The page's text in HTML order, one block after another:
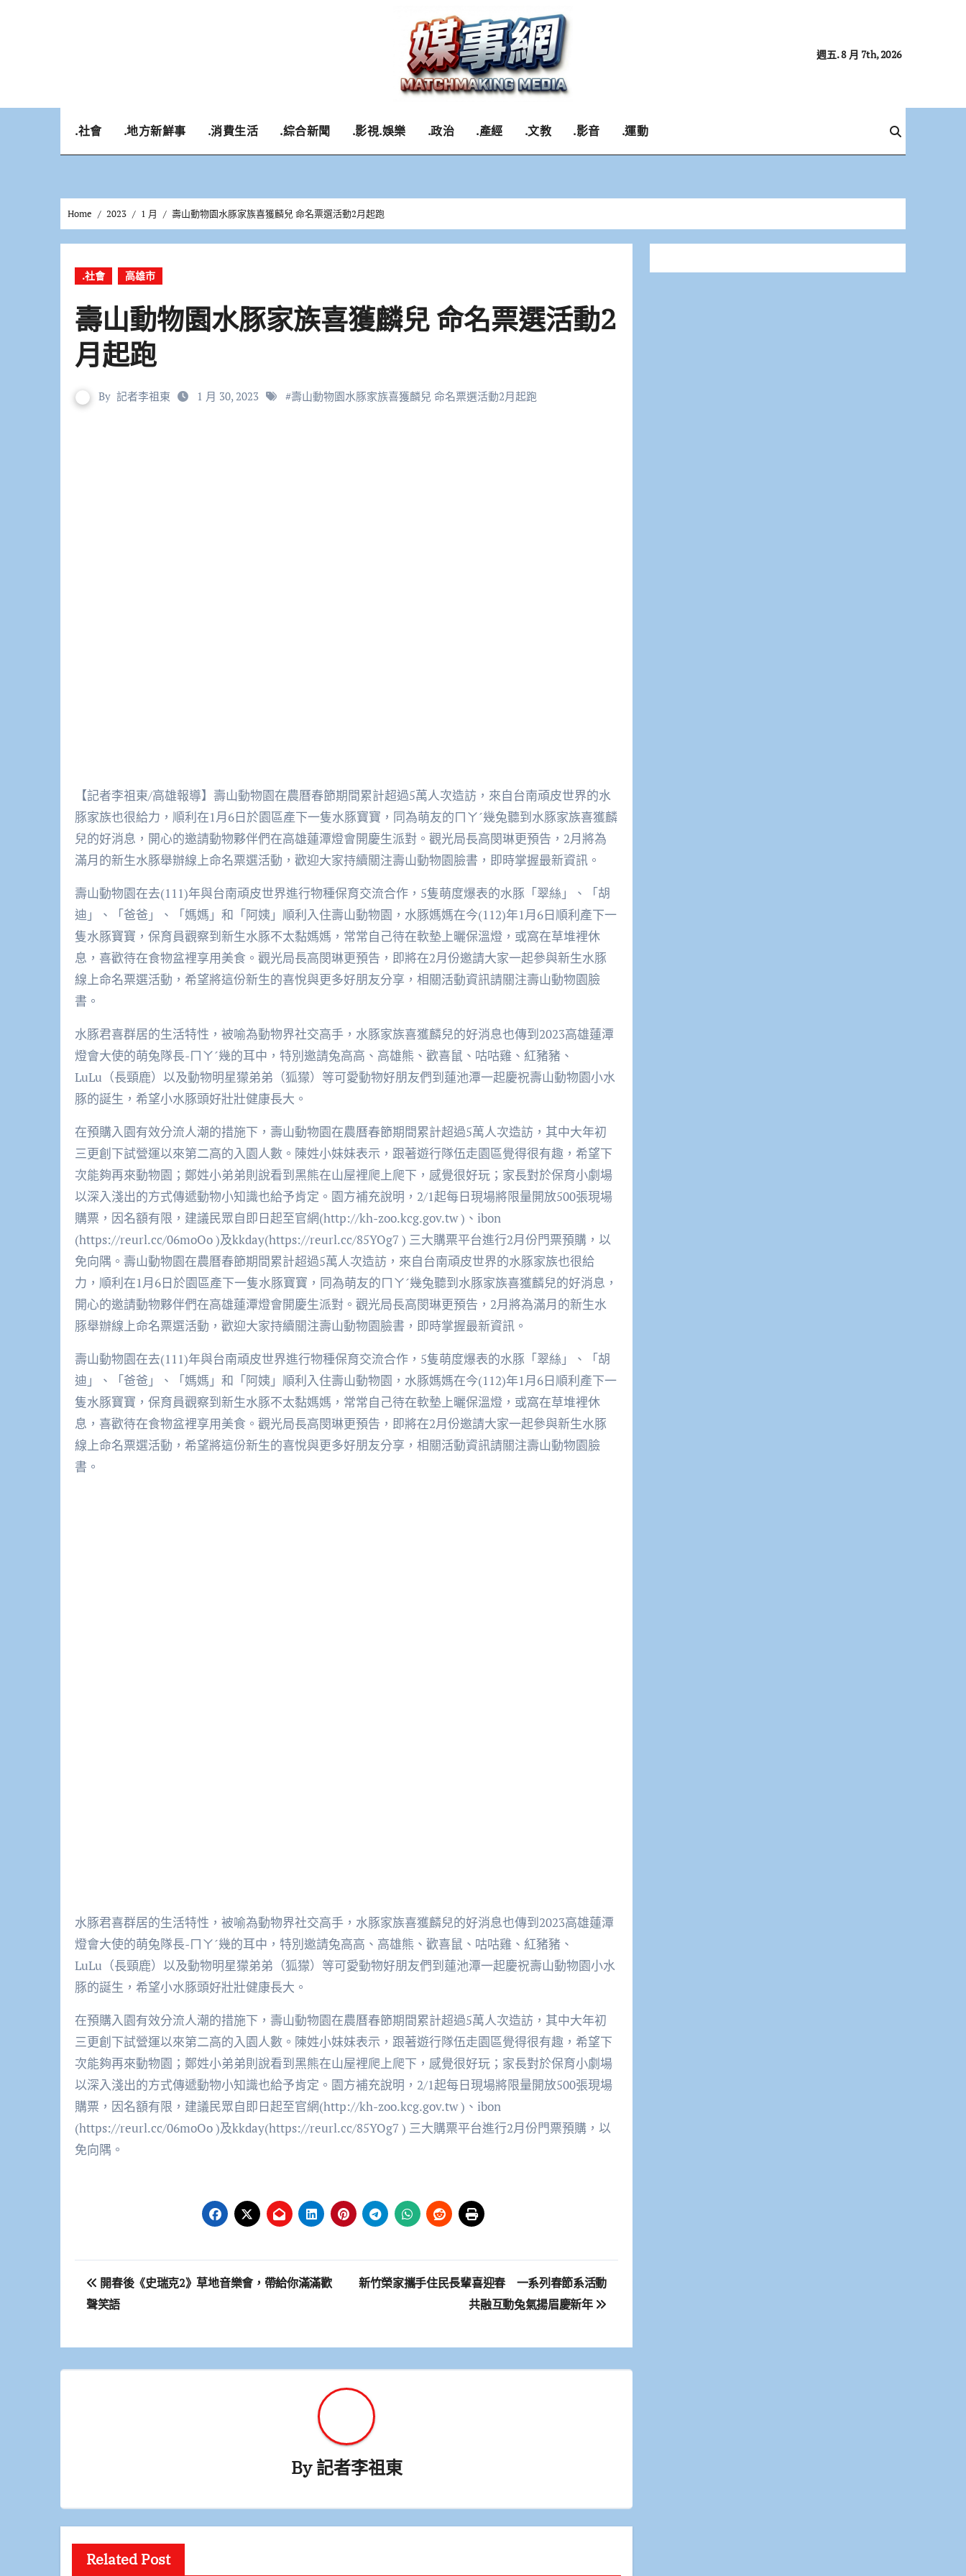
週五. 8 月 7th, 2026
.社會 .地方新鮮事 .消費生活 .綜合新聞 .影視.娛樂 .政治 .產經 .文教 .影音 .運動
Home 2023 1 月 壽山動物園水豚家族喜獲麟兒 命名票選活動2月起跑
.社會 高雄市
壽山動物園水豚家族喜獲麟兒 命名票選活動2
月起跑
By 記者李祖東 1 月 30, 2023 #壽山動物園水豚家族喜獲麟兒 命名票選活動2月起跑
【記者李祖東/高雄報導】壽山動物園在農曆春節期間累計超過5萬人次造訪，來自台南頑皮世界的水
豚家族也很給力，順利在1月6日於園區產下一隻水豚寶寶，同為萌友的ㄇㄚˊ幾兔聽到水豚家族喜獲麟
兒的好消息，開心的邀請動物夥伴們在高雄蓮潭燈會開慶生派對。觀光局長高閔琳更預告，2月將為
滿月的新生水豚舉辦線上命名票選活動，歡迎大家持續關注壽山動物園臉書，即時掌握最新資訊。
壽山動物園在去(111)年與台南頑皮世界進行物種保育交流合作，5隻萌度爆表的水豚「翠絲」、「胡
迪」、「爸爸」、「媽媽」和「阿姨」順利入住壽山動物園，水豚媽媽在今(112)年1月6日順利產下一
隻水豚寶寶，保育員觀察到新生水豚不太黏媽媽，常常自己待在軟墊上曬保溫燈，或窩在草堆裡休
息，喜歡待在食物盆裡享用美食。觀光局長高閔琳更預告，即將在2月份邀請大家一起參與新生水豚
線上命名票選活動，希望將這份新生的喜悅與更多好朋友分享，相關活動資訊請關注壽山動物園臉
書。
水豚君喜群居的生活特性，被喻為動物界社交高手，水豚家族喜獲麟兒的好消息也傳到2023高雄蓮潭
燈會大使的萌兔隊長-ㄇㄚˊ幾的耳中，特別邀請兔高高、高雄熊、歡喜鼠、咕咕雞、紅豬豬、
LuLu（長頸鹿）以及動物明星獴弟弟（狐獴）等可愛動物好朋友們到蓮池潭一起慶祝壽山動物園小水
豚的誕生，希望小水豚頭好壯壯健康長大。
在預購入園有效分流人潮的措施下，壽山動物園在農曆春節期間累計超過5萬人次造訪，其中大年初
三更創下試營運以來第二高的入園人數。陳姓小妹妹表示，跟著遊行隊伍走園區覺得很有趣，希望下
次能夠再來動物園；鄭姓小弟弟則說看到黑熊在山屋裡爬上爬下，感覺很好玩；家長對於保育小劇場
以深入淺出的方式傳遞動物小知識也給予肯定。園方補充說明，2/1起每日現場將限量開放500張現場
購票，因名額有限，建議民眾自即日起至官網(http://kh-zoo.kcg.gov.tw )、ibon
(https://reurl.cc/06moOo )及kkday(https://reurl.cc/85YOg7 ) 三大購票平台進行2月份門票預購，以
免向隅。壽山動物園在農曆春節期間累計超過5萬人次造訪，來自台南頑皮世界的水豚家族也很給
力，順利在1月6日於園區產下一隻水豚寶寶，同為萌友的ㄇㄚˊ幾兔聽到水豚家族喜獲麟兒的好消息，
開心的邀請動物夥伴們在高雄蓮潭燈會開慶生派對。觀光局長高閔琳更預告，2月將為滿月的新生水
豚舉辦線上命名票選活動，歡迎大家持續關注壽山動物園臉書，即時掌握最新資訊。
壽山動物園在去(111)年與台南頑皮世界進行物種保育交流合作，5隻萌度爆表的水豚「翠絲」、「胡
迪」、「爸爸」、「媽媽」和「阿姨」順利入住壽山動物園，水豚媽媽在今(112)年1月6日順利產下一
隻水豚寶寶，保育員觀察到新生水豚不太黏媽媽，常常自己待在軟墊上曬保溫燈，或窩在草堆裡休
息，喜歡待在食物盆裡享用美食。觀光局長高閔琳更預告，即將在2月份邀請大家一起參與新生水豚
線上命名票選活動，希望將這份新生的喜悅與更多好朋友分享，相關活動資訊請關注壽山動物園臉
書。
水豚君喜群居的生活特性，被喻為動物界社交高手，水豚家族喜獲麟兒的好消息也傳到2023高雄蓮潭
燈會大使的萌兔隊長-ㄇㄚˊ幾的耳中，特別邀請兔高高、高雄熊、歡喜鼠、咕咕雞、紅豬豬、
LuLu（長頸鹿）以及動物明星獴弟弟（狐獴）等可愛動物好朋友們到蓮池潭一起慶祝壽山動物園小水
豚的誕生，希望小水豚頭好壯壯健康長大。
在預購入園有效分流人潮的措施下，壽山動物園在農曆春節期間累計超過5萬人次造訪，其中大年初
三更創下試營運以來第二高的入園人數。陳姓小妹妹表示，跟著遊行隊伍走園區覺得很有趣，希望下
次能夠再來動物園；鄭姓小弟弟則說看到黑熊在山屋裡爬上爬下，感覺很好玩；家長對於保育小劇場
以深入淺出的方式傳遞動物小知識也給予肯定。園方補充說明，2/1起每日現場將限量開放500張現場
購票，因名額有限，建議民眾自即日起至官網(http://kh-zoo.kcg.gov.tw )、ibon
(https://reurl.cc/06moOo )及kkday(https://reurl.cc/85YOg7 ) 三大購票平台進行2月份門票預購，以
免向隅。
文
章
覽
開春後《史瑞克2》草地音樂會，帶給你滿滿歡
聲笑語
新竹榮家攜手住民長輩喜迎春 一系列春節系活動
共融互動兔氣揚眉慶新年
By記者李祖東
Related Post